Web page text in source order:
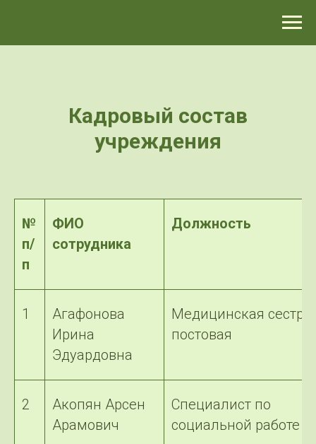
Кадровый состав
учреждения
№
п/
п
ФИО
сотрудника
Должность
1
Агафонова
Ирина
Эдуардовна
Медицинская сестра
постовая
2
Акопян Арсен
Арамович
Специалист по
социальной работе